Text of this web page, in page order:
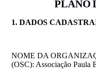
PLANO
1. DADOS
NOME DA
(OSC): Associação Paula